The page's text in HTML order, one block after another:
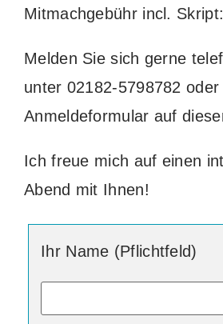
Mitmachgebühr incl.
Melden Sie sich gerne
unter 02182-5798782
Anmeldeformular auf
Ich freue mich auf einen
Abend mit Ihnen!
Ihr Name (Pflichtfeld)